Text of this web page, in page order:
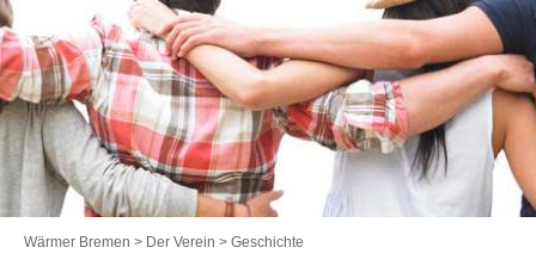
Wärmer Bremen > Der Verein > Geschichte